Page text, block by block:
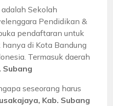
adalah Sekolah
Pendidikan &
pendaftaran untuk
di Kota Bandung
Termasuk daerah
Subang
seseorang harus
Kab. Subang